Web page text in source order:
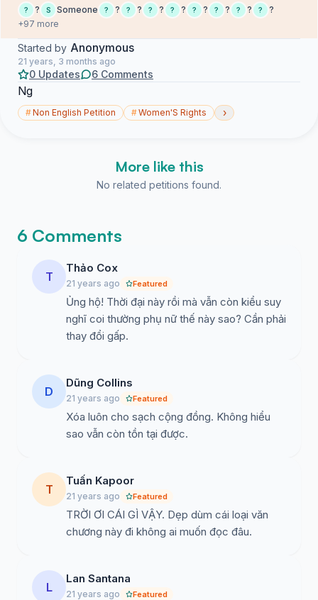
? ? S Someone ? ? ? ? ? ? ? ? ? ? ? ? ? ? ?
?
+97 more
Started by Anonymous
21 years, 3 months ago
0 Updates 6 Comments
Ng
#Non English Petition #Women'S Rights ›
More like this
No related petitions found.
6 Comments
T
Thảo Cox
21 years ago Featured
Ủng hộ! Thời đại này rồi mà vẫn còn kiểu suy
nghĩ coi thường phụ nữ thế này sao? Cần phải
thay đổi gấp.
D
Dũng Collins
21 years ago Featured
Xóa luôn cho sạch cộng đồng. Không hiểu
sao vẫn còn tồn tại được.
T
Tuấn Kapoor
21 years ago Featured
TRỜI ƠI CÁI GÌ VẬY. Dẹp dùm cái loại văn
chương này đi không ai muốn đọc đâu.
L
Lan Santana
21 years ago Featured